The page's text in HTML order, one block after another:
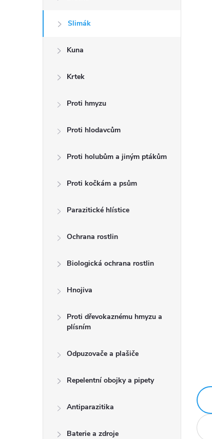
r
Slimák
Kuna
Krtek
Proti hmyzu
Proti hlodavcům
Proti holubům a jiným ptákům
Proti kočkám a psům
Parazitické hlístice
Ochrana rostlin
Biologická ochrana rostlin
Hnojiva
Proti dřevokaznému hmyzu a
plísním
Odpuzovače a plašiče
Repelentní obojky a pipety
Antiparazitika
Baterie a zdroje